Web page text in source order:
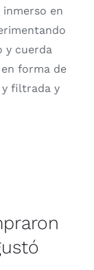
en
y cuerda
forma de
filtrada y